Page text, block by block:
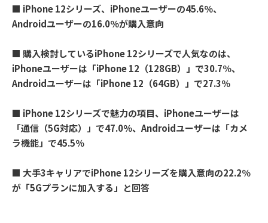
■ iPhone 12シリーズ、iPhoneユーザーの45.6％、
Androidユーザーの16.0％が購入意向
■ 購入検討しているiPhone 12シリーズで人気なのは、
iPhoneユーザーは「iPhone 12（128GB）」で30.7％、
Androidユーザーは「iPhone 12（64GB）」で27.3％
■ iPhone 12シリーズで魅力の項目、iPhoneユーザーは
「通信（5G対応）」で47.0％、Androidユーザーは「カメ
ラ機能」で45.5％
■ 大手3キャリアでiPhone 12シリーズを購入意向の22.2％
が「5Gプランに加入する」と回答